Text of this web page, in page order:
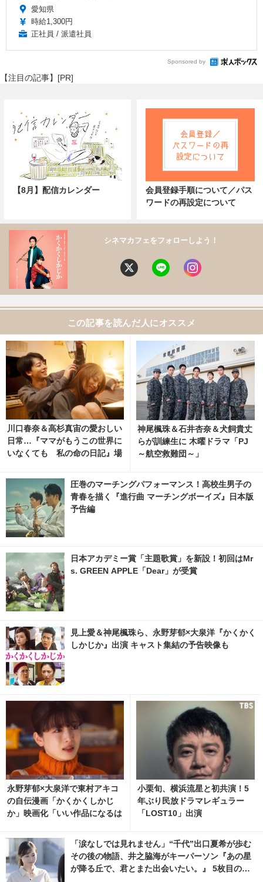
愛知県
時給1,300円
正社員 / 派遣社員
Sponsored by
【注目の記事】[PR]
【8月】配信カレンダー
会員登録手順について／パス
ワードの再設定について
シネマカフェをフォローしよう！
この記事を読んだ人にオススメ
川口春奈＆高杉真宙の愛おしい
日常…『ママがもうこの世界に
いなくても 私の命の日記』場
nemacafe.net
神尾楓珠＆石井杏奈＆犬飼貴丈
らが訓練生に 木曜ドラマ「PJ
～航空救難団～」
圧巻のマーチングパフォーマンス！高校生男子の
青春を描く『進行曲 マーチングボーイズ』日本版
予告編
日本アカデミー賞「主題歌賞」を新設！初回はMr
s. GREEN APPLE「Dear」が受賞
見上愛＆神尾楓珠ら、永野芽郁×大泉洋『かくかく
しかじか』出演 キャスト集結の予告映像も
永野芽郁×大泉洋で東村アキコ
の自伝漫画「かくかくしかじ
か」映画化「いい作品になるは
小栗旬、横浜流星と初共演！5
年ぶり民放ドラマレギュラー
「LOST10」出演
「涙なしでは見れません」“千代”出口夏希が歩む
その後の物語、井之脇海がキーパーソン『あの星
が降る丘で、君とまた出会いたい。』 5枚目の写